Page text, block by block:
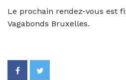
Le prochain rendez-vous est
Vagabonds Bruxelles.